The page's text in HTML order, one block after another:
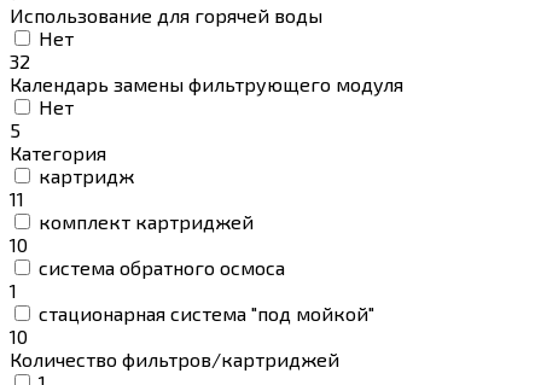
Использование для горячей воды
Нет
32
Календарь замены фильтрующего модуля
Нет
5
Категория
картридж
11
комплект картриджей
10
система обратного осмоса
1
стационарная система "под мойкой"
10
Количество фильтров/картриджей